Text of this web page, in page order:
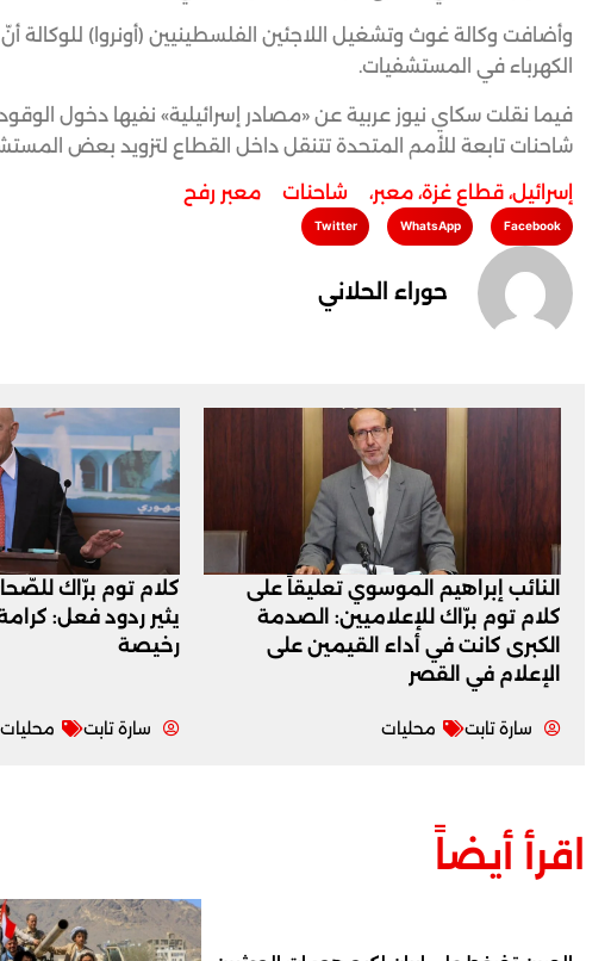
وأضافت وكالة غوث وتشغيل اللاجئين الفلسطينيين (أونروا)
الكهرباء في المستشفيات.
فيما نقلت سكاي نيوز عربية عن «مصادر إسرائيلية» نفيها دخول
شاحنات تابعة للأمم المتحدة تتنقل داخل القطاع لتزويد بعض
إسرائيل، قطاع غزة، معبر، شاحنات معبر رفح
Facebook
WhatsApp
Twitter
حوراء الحلاني
النائب إبراهيم الموسوي تعليقاً على
كلام توم برّاك للإعلاميين: الصدمة
الكبرى كانت في أداء القيمين على
‏الإعلام في القصر
سارة تابت محليات
كلام توم برّاك
يثير ردود فعل:
رخيصة
سارة تابت محليات
اقرأ أيضاً